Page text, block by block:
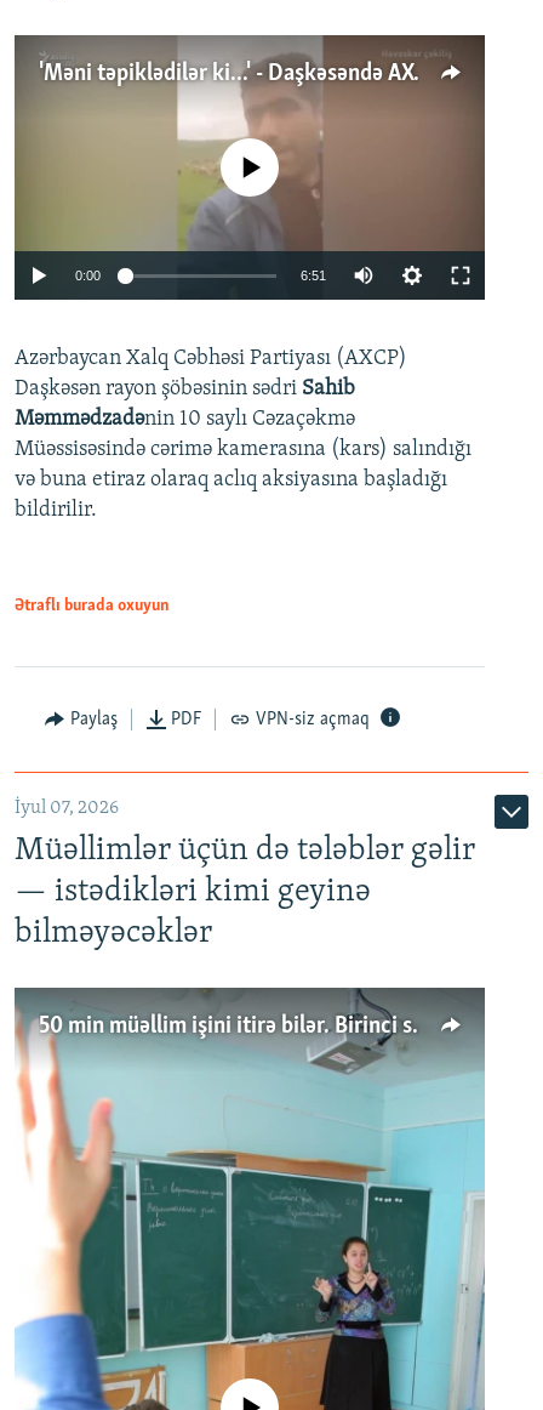
'Məni təpiklədilər ki...' - Daşkəsəndə AXCP fəalının yaxınları onun həbsinə etiraz edirlər
Auto 240p 360p
720p 1080p
No media source currently available
0:00 6:51
360p
720p
1080p
Azərbaycan Xalq Cəbhəsi Partiyası (AXCP)
Daşkəsən rayon şöbəsinin sədri Sahib
Məmmədzadənin 10 saylı Cəzaçəkmə
Müəssisəsində cərimə kamerasına (kars) salındığı
və buna etiraz olaraq aclıq aksiyasına başladığı
bildirilir.
Ətraflı burada oxuyun
Paylaş PDF VPN-siz açmaq
İyul 07, 2026
Müəllimlər üçün də tələblər gəlir
— istədikləri kimi geyinə
bilməyəcəklər
50 min müəllim işini itirə bilər. Birinci sinfə gedənlər azalır